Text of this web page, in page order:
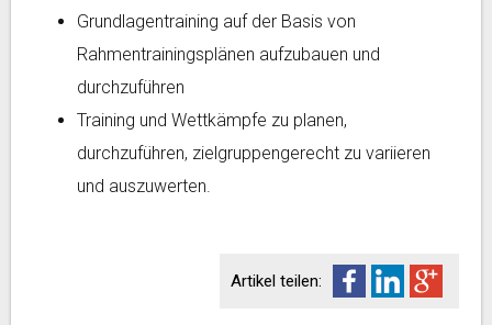
Grundlagentraining auf der Basis von
Rahmentrainingsplänen aufzubauen und
durchzuführen
Training und Wettkämpfe zu planen,
durchzuführen, zielgruppengerecht zu variieren
und auszuwerten.
Artikel teilen: